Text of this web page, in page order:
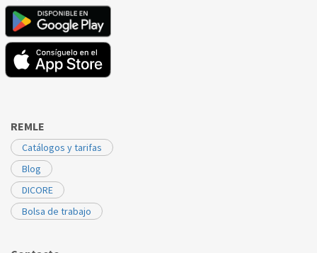
REMLE
Catálogos y tarifas
Blog
DICORE
Bolsa de trabajo